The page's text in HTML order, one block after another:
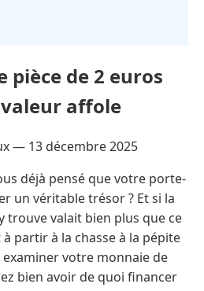
pièce de 2 euros
affole
— 13 décembre 2025
déjà pensé que votre porte-
un véritable trésor ? Et si la
trouve valait bien plus que ce
partir à la chasse à la pépite
examiner votre monnaie de
bien avoir de quoi financer